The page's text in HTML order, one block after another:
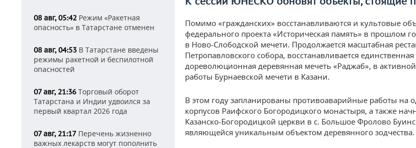
08 авг, 05:42 Режим «Ракетная
опасность» в Татарстане отменен
08 авг, 04:53 В Татарстане введены
режимы ракетной и беспилотной
опасностей
07 авг, 21:36 Торговый оборот
Татарстана и Индии удвоился за
первый квартал 2026 года
07 авг, 21:17 Перечень жизненно
важных лекарств могут пополнить
Помимо «гражданских» восстанавливаются и культовые
федерального проекта «Историческая память» в прошлом
в Ново-Слободской мечети. Продолжается масштабная
Петропавловского собора, восстанавливается
дореволюционная деревянная мечеть «Раджаб», в
работы Бурнаевской мечети в Казани.
В этом году запланированы противоаварийные работы на
корпусов Раифского Богородицкого монастыря, а также
Казанско-Богородицкой церкви в с. Большое Фролово
являющейся уникальным объектом деревянного зодчества.